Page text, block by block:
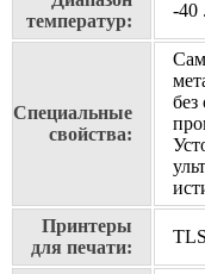
температур:
-40
Специальные
свойства:
без
Принтеры
для печати: